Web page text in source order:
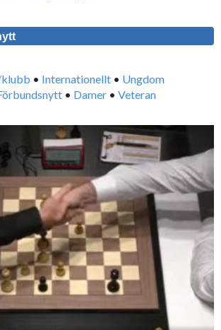
• Internationellt • Ungdom
• Damer • Veteran